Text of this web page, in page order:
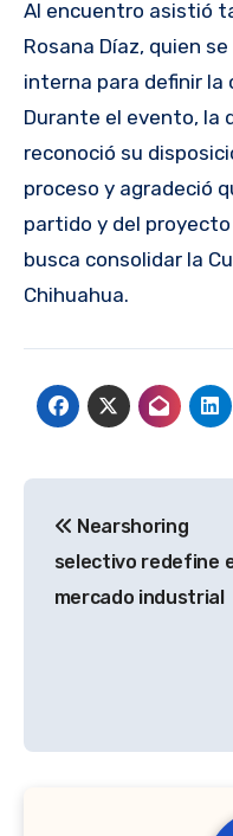
Al encuentro asistió
Rosana Díaz, quien
interna para definir la
Durante el evento, la
reconoció su
proceso y agradeció
partido y del
busca consolidar la
Chihuahua.
de
entradas
Nearshoring
selectivo redefine
mercado industrial